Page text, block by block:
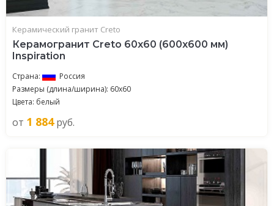
Керамический гранит Creto
Керамогранит Creto 60x60 (600x600 мм)
Inspiration
Страна:
Россия
Размеры (длина/ширина): 60x60
Цвета: белый
от 1 884руб.